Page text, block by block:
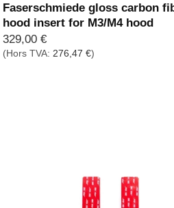
Faserschmiede gloss carbon
hood insert for M3/M4 hood
329,00 €
(Hors TVA: 276,47 €)